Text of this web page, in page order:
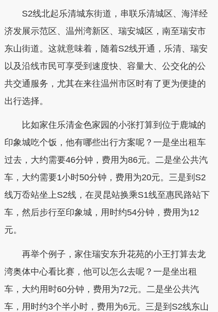
S2线北起乐清城东街道，串联乐清城区、海洋经
济发展示范区、温州湾新区、瑞安城区，南至瑞安市
东山街道。这就意味着，随着S2线开通，乐清、瑞安
以及沿线市民可享受到速度快、容量大、公交化的公
共交通服务，尤其在来往温州市区时有了更为便捷的
出行选择。
比如家住乐清金色家园的小张打算到位于鹿城的
印象城吃个饭，他有哪些出行方案呢？一是坐出租车
过去，大约需要46分钟，费用为86元。二是坐公共汽
车，大约需要1小时50分钟，费用为20元。三是到S2
线万岙站坐上S2线，在灵昆站换乘S1线至惠民路站下
车，然后步行至印象城，用时约54分钟，费用为12
元。
再举个例子，家住瑞安东升花苑的小王打算去龙
湾奥体中心看比赛，他可以怎么去呢？一是坐出租
车，大约用时60分钟，费用为72元。二是坐公共汽
车，用时约3个半小时，费用为6元。三是到S2线东山